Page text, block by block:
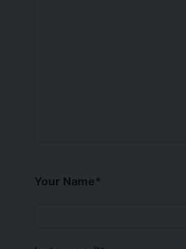
Your Name*